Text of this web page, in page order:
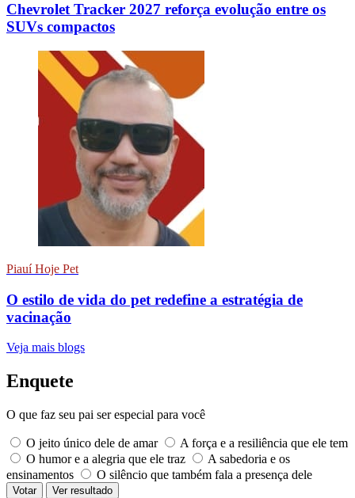
Chevrolet Tracker 2027 reforça evolução entre os
SUVs compactos
Piauí Hoje Pet
O estilo de vida do pet redefine a estratégia de
vacinação
Veja mais blogs
Enquete
O que faz seu pai ser especial para você
O jeito único dele de amar
A força e a resiliência que ele tem
O humor e a alegria que ele traz
A sabedoria e os
ensinamentos
O silêncio que também fala a presença dele
Votar Ver resultado